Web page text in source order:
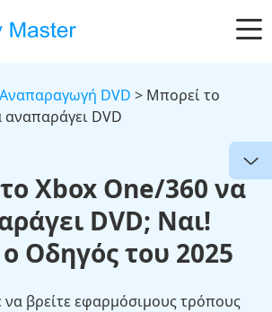
Αναπαραγωγή DVD > Μπορεί το
DVD
Xbox One/360 να
DVD; Ναι!
Οδηγός του 2025
να βρείτε εφαρμόσιμους τρόπους